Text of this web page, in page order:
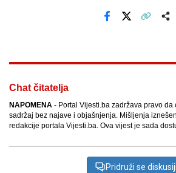
Chat čitatelja
NAPOMENA - Portal Vijesti.ba zadržava pravo da
sadržaj bez najave i objašnjenja. Mišljenja
redakcije portala Vijesti.ba. Ova vijest je sada
Pridruži se diskusiji